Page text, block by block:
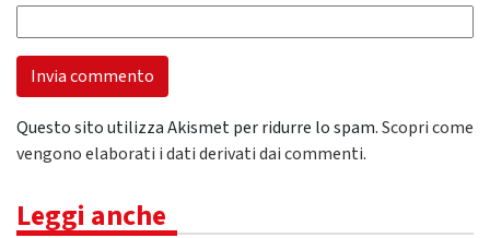
Questo sito utilizza Akismet per ridurre lo spam.Scopri come
vengono elaborati i dati derivati dai commenti.
Leggi anche